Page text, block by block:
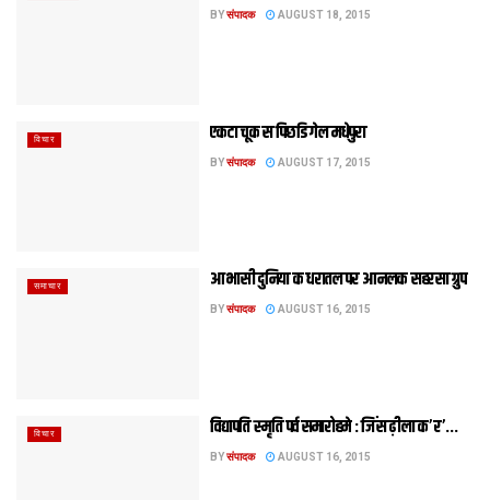
BYसंपादक AUGUST 18, 2015
विचार एकटा चूक स पिछडि गेल मधेपुरा
BYसंपादक AUGUST 17, 2015
समाचार आभासी दुनिया क धरातल पर आनलक सहरसा ग्रुप
BYसंपादक AUGUST 16, 2015
विचार विद्यापति स्मृति पर्व समारोहमे : जिंस ढ़ीला क’ र’…
BYसंपादक AUGUST 16, 2015